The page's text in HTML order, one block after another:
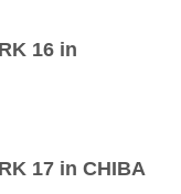
16 in
17 in CHIBA